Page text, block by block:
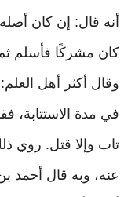
أنه قال: إن كان
كان مشركًا فأسلم ثم
وقال أكثر أهل العلم:
في مدة الاستتابة،
تاب وإلا قتل. روي
عنه، وبه قال أحمد